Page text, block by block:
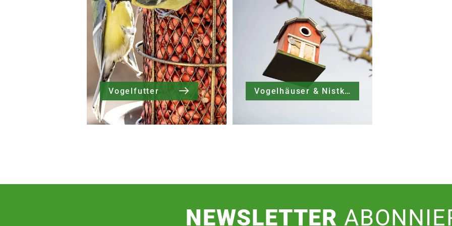
Vogelfutter Vogelhäuser & Nistkästen
NEWSLETTER